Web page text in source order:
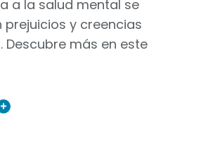
a la salud mental se
prejuicios y creencias
Descubre más en este